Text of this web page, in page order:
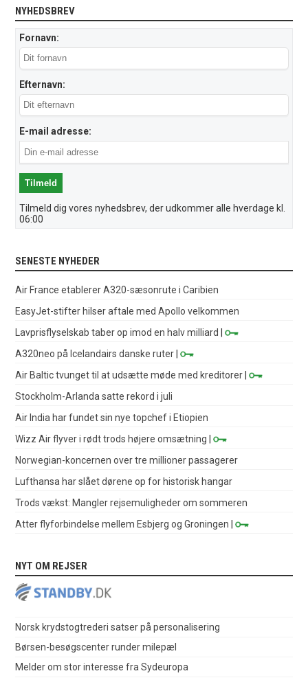
NYHEDSBREV
Fornavn:
Efternavn:
E-mail adresse:
Tilmeld dig vores nyhedsbrev, der udkommer alle hverdage kl.
06:00
SENESTE NYHEDER
Air France etablerer A320-sæsonrute i Caribien
EasyJet-stifter hilser aftale med Apollo velkommen
Lavprisflyselskab taber op imod en halv milliard
|
A320neo på Icelandairs danske ruter |
Air Baltic tvunget til at udsætte møde med kreditorer |
Stockholm-Arlanda satte rekord i juli
Air India har fundet sin nye topchef i Etiopien
Wizz Air flyver i rødt trods højere omsætning |
Norwegian-koncernen over tre millioner passagerer
Lufthansa har slået dørene op for historisk hangar
Trods vækst: Mangler rejsemuligheder om sommeren
Atter flyforbindelse mellem Esbjerg og Groningen |
NYT OM REJSER
Norsk krydstogtrederi satser på personalisering
Børsen-besøgscenter runder milepæl
Melder om stor interesse fra Sydeuropa